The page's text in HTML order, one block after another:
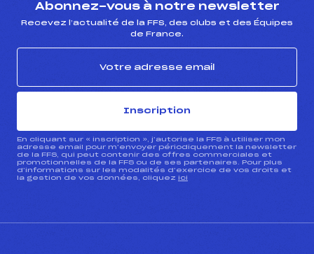
Abonnez-vous à notre newsletter
Recevez l’actualité de la FFS, des clubs et des Équipes
de France.
Inscription
En cliquant sur « inscription », j’autorise la FFS à utiliser mon
adresse email pour m’envoyer périodiquement la newsletter
de la FFS, qui peut contenir des offres commerciales et
promotionnelles de la FFS ou de ses partenaires. Pour plus
d’informations sur les modalités d’exercice de vos droits et
la gestion de vos données, cliquez ici